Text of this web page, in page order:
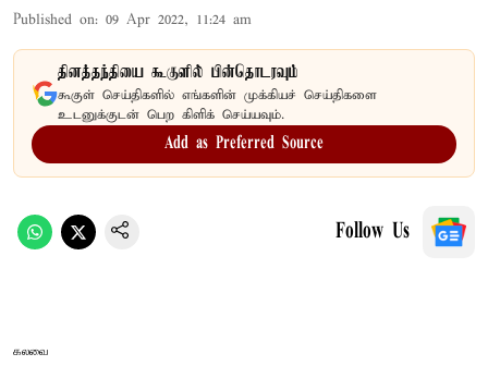
Published on: 09 Apr 2022, 11:24 am
தினத்தந்தியை கூகுளில் பின்தொடரவும்
கூகுள் செய்திகளில் எங்களின் முக்கியச் செய்திகளை
உடனுக்குடன் பெற கிளிக் செய்யவும்.
Add as Preferred Source
Follow Us
கலவை